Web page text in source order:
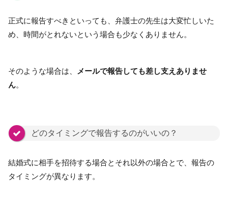
正式に報告すべきといっても、弁護士の先生は大変忙しいた
め、時間がとれないという場合も少なくありません。
そのような場合は、 メールで報告しても差し支えありませ
ん。
どのタイミングで報告するのがいいの？
結婚式に相手を招待する場合とそれ以外の場合とで、報告の
タイミングが異なります。